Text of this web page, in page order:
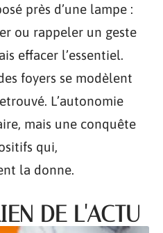
près d’une lampe :
ou rappeler un geste
effacer l’essentiel.
foyers se modèlent
L’autonomie
mais une conquête
qui,
la donne.
DE L'ACTU